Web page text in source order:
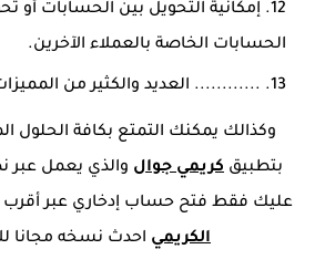
إمكانية التحويل بين الحسابات أو
الحسابات الخاصة بالعملاء الآخرين.
............ العديد والكثير من
وكذالك يمكنك التمتع بكافة الحلول
بتطبيق كريمي جوال والذي يعمل عبر
عليك فقط فتح حساب إدخاري عبر أقرب
الكريمي احدث نسخه مجانا